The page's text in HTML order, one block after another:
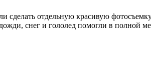
сделать отдельную красивую
снег и гололед помогли в полной